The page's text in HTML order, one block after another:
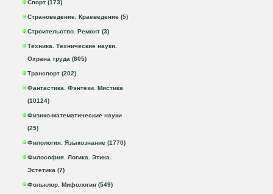
Спорт (173)
Страноведение. Краеведение (5)
Строительство. Ремонт (3)
Техника. Технические науки.
Охрана труда (805)
Транспорт (202)
Фантастика. Фэнтези. Мистика
(10124)
Физико-математические науки
(25)
Филология. Языкознание (1770)
Философия. Логика. Этика.
Эстетика (7)
Фольклор. Мифология (549)